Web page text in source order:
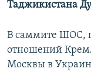
Таджикистана
В саммите ШОС,
отношений
Москвы в